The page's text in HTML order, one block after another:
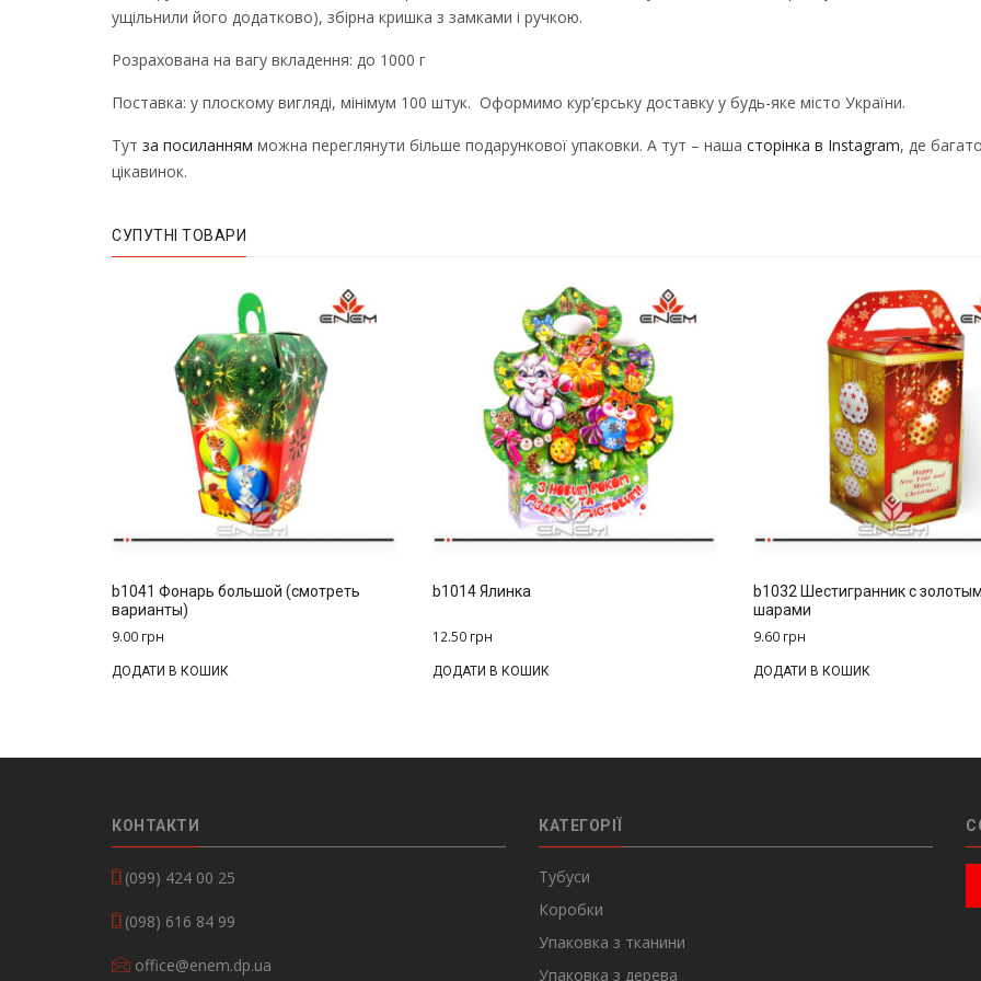
ущільнили його додатково), збірна кришка з замками і ручкою.
Розрахована на вагу вкладення: до 1000 г
Поставка: у плоскому вигляді, мінімум 100 штук. Оформимо кур’єрську доставку у будь-яке місто України.
Тут за посиланням можна переглянути більше подарункової упаковки. А тут – наша сторінка в Instagram, де
цікавинок.
СУПУТНІ ТОВАРИ
b1041 Фонарь большой (смотреть
варианты)
9.00 грн
ДОДАТИ В КОШИК
b1014 Ялинка
12.50 грн
ДОДАТИ В КОШИК
b1032 Шестигранник с
шарами
9.60 грн
ДОДАТИ В КОШИК
КОНТАКТИ
(099) 424 00 25
(098) 616 84 99
office@enem.dp.ua
КАТЕГОРІЇ
Тубуси
Коробки
Упаковка з тканини
Упаковка з дерева